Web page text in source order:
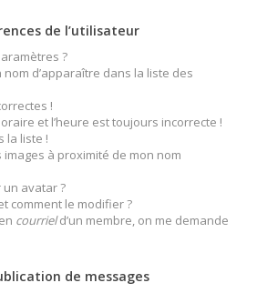
de l’utilisateur
?
d’apparaître dans la liste des
!
et l’heure est toujours incorrecte !
la liste !
à proximité de mon nom
avatar ?
comment le modifier ?
courrield’un membre, on me demande
de messages